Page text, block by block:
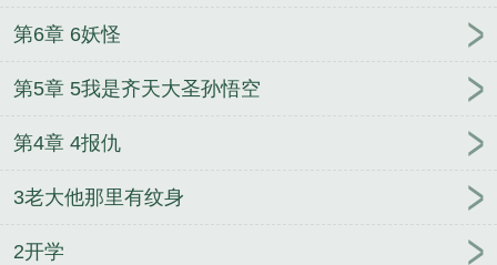
时师傅交代了什么
纣
王驾到之叱咤封神
拳皇中二命运
[综]卷毛控怎么
了！
变身娜美酱 剑战天涯
咸鱼大王的
悠哉日常 快穿之渣女翻车纪事[H]
最
暗教父 熊生从越狱开始
这个奶爸
第6章 6妖怪
第5章 5我是齐天大圣孙悟空
第4章 4报仇
3老大他那里有纹身
2开学